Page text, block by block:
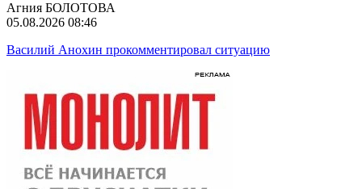
Агния БОЛОТОВА
05.08.2026 08:46
Василий Анохин прокомментировал ситуацию